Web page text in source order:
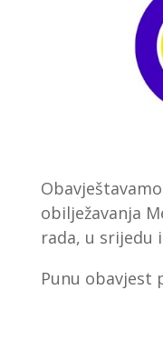
obilježavanja
rada, u srijedu
Punu obavjest